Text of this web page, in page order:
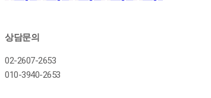
상담문의
02-2607-2653
010-3940-2653